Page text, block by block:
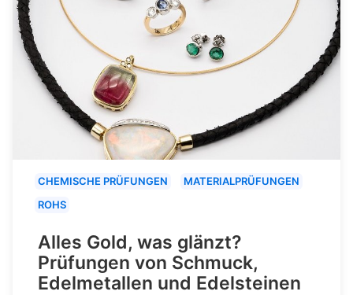
CHEMISCHE PRÜFUNGEN
MATERIALPRÜFUNGEN
ROHS
Alles Gold, was glänzt?
Prüfungen von Schmuck,
Edelmetallen und Edelsteinen